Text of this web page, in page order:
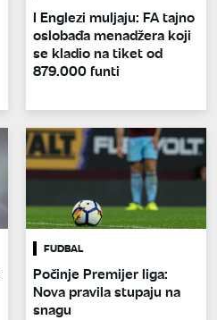
I Englezi muljaju: FA tajno
oslobađa menadžera koji
se kladio na tiket od
879.000 funti
FUDBAL
Počinje Premijer liga:
Nova pravila stupaju na
snagu